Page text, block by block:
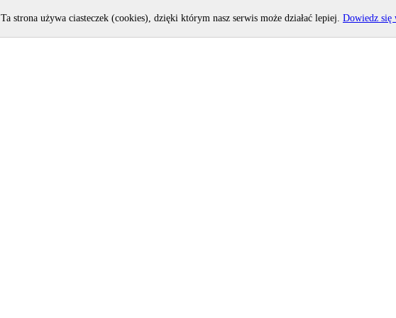
Ta strona używa ciasteczek (cookies), dzięki którym nasz serwis może działać lepiej. Dowiedz się